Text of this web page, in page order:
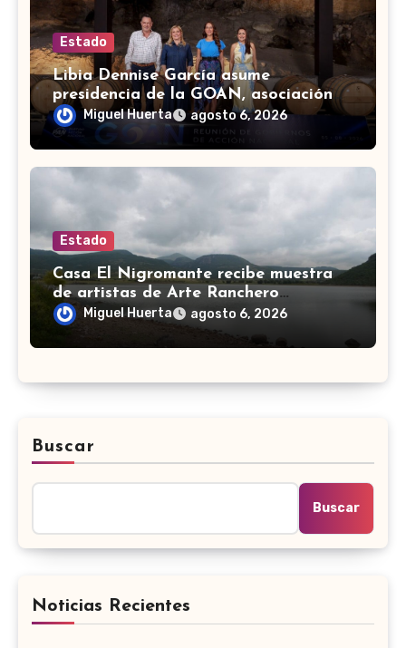
Estado
Libia Dennise García asume
presidencia de la GOAN, asociación
de gobernadores de Acción Nacional
Miguel Huerta agosto 6, 2026
Estado
Casa El Nigromante recibe muestra
de artistas de Arte Ranchero
Pandillero
Miguel Huerta agosto 6, 2026
Buscar
Buscar
Noticias Recientes